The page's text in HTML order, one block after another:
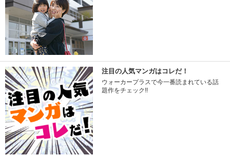
注目の人気マンガはコレだ！
ウォーカープラスで今一番読まれている話
題作をチェック!!